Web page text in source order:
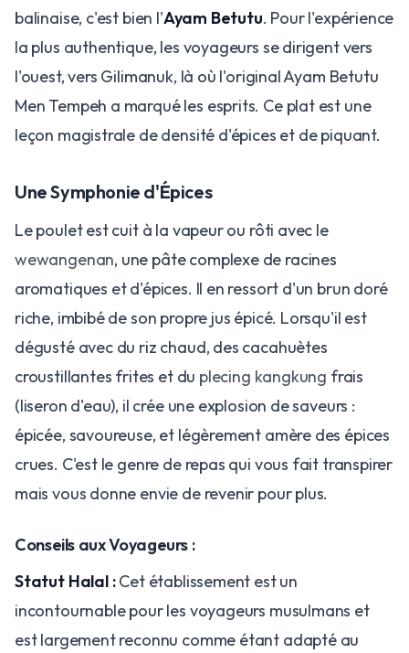
balinaise, c'est bien l'Ayam Betutu. Pour l'expérience
la plus authentique, les voyageurs se dirigent vers
l'ouest, vers Gilimanuk, là où l'original Ayam Betutu
Men Tempeh a marqué les esprits. Ce plat est une
leçon magistrale de densité d'épices et de piquant.
Une Symphonie d'Épices
Le poulet est cuit à la vapeur ou rôti avec le
wewangenan, une pâte complexe de racines
aromatiques et d'épices. Il en ressort d'un brun doré
riche, imbibé de son propre jus épicé. Lorsqu'il est
dégusté avec du riz chaud, des cacahuètes
croustillantes frites et du plecing kangkung frais
(liseron d'eau), il crée une explosion de saveurs :
épicée, savoureuse, et légèrement amère des épices
crues. C'est le genre de repas qui vous fait transpirer
mais vous donne envie de revenir pour plus.
Conseils aux Voyageurs :
Statut Halal :Cet établissement est un
incontournable pour les voyageurs musulmans et
est largement reconnu comme étant adapté au